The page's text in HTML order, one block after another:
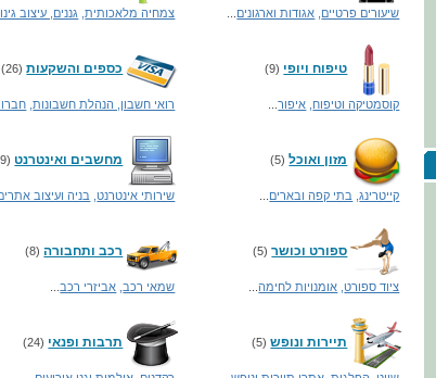
שיעורים פרטיים אגודות וארגונים צמחיה מלאכותית, גננים, עיצוב
טיפוח ויופי (9)
קוסמטיקה וטיפוח איפור...
כספים והשקעות (26)
רואי חשבון, הנהלת חשבונות,
מזון ואוכל (5)
קייטרינג, בתי קפה ובארים
מחשבים ואינטרנט (69)
שירותי אינטרנט, בניה ועיצוב
ספורט וכושר (5)
ציוד ספורט, אומנויות לחימה...
רכב ותחבורה (8)
שמאי רכב, אביזרי רכב...
תיירות ונופש (5) תרבות ופנאי (24)